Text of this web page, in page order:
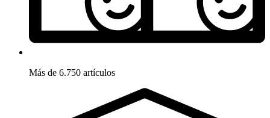
Más de 6.750 artículos